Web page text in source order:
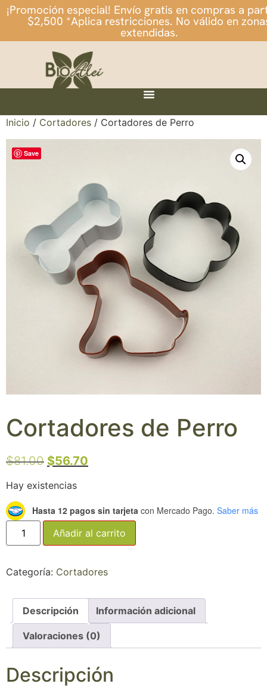
¡Promoción especial! Envío gratis en compras a
$2,500 *Aplica restricciones. No válido en
extendidas.
Inicio / Cortadores / Cortadores de Perro
Save
Cortadores de Perro
$81.00 $56.70
Hay existencias
Hasta 12 pagos sin tarjeta con Mercado Pago. Saber más
Añadir al carrito
Categoría: Cortadores
Descripción Información adicional
Valoraciones (0)
Descripción